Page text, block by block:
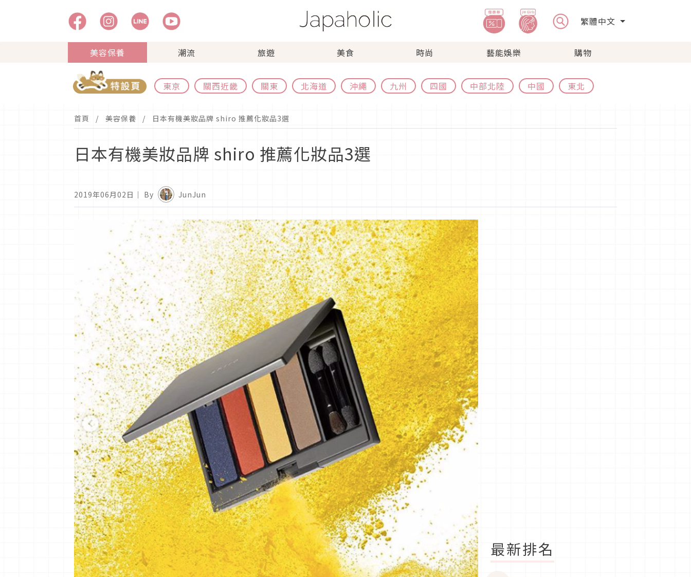
繁體中文
美容保養 潮流 旅遊 美食 時尚 藝能娛樂 購物
東京 關西近畿 關東 北海道 沖繩 九州 四國 中部北陸 中國 東北
首頁 美容保養 日本有機美妝品牌 shiro 推薦化妝品3選
日本有機美妝品牌 shiro 推薦化妝品3選
2019年06月02日 ｜ By JunJun
最新排名